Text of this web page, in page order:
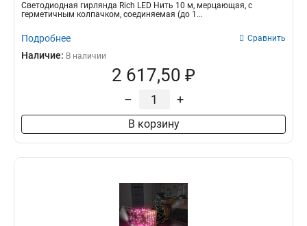
Светодиодная гирлянда Rich LED Нить 10 м, мерцающая, с
герметичным колпачком, соединяемая (до 1...
Подробнее Сравнить
Наличие: В наличии
2 617,50 ₽
– +
В корзину